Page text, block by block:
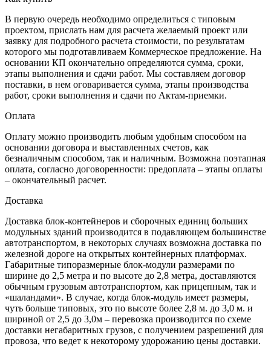
В первую очередь необходимо определиться с типовым
проектом, прислать нам для расчета желаемый проект или
заявку для подробного расчета стоимости, по результатам
которого мы подготавливаем Коммерческое предложение. На
основании КП окончательно определяются сумма, сроки,
этапы выполнения и сдачи работ. Мы составляем договор
поставки, в нем оговаривается сумма, этапы производства
работ, сроки выполнения и сдачи по Актам-приемки.
Оплата
Оплату можно производить любым удобным способом на
основании договора и выставленных счетов, как
безналичным способом, так и наличным. Возможна поэтапная
оплата, согласно договоренности: предоплата – этапы оплаты
– окончательный расчет.
Доставка
Доставка блок-контейнеров и сборочных единиц больших
модульных зданий производится в подавляющем большинстве
автотранспортом, в некоторых случаях возможна доставка по
железной дороге на открытых контейнерных платформах.
Габаритные типоразмерные блок-модули размерами по
ширине до 2,5 метра и по высоте до 2,8 метра, доставляются
обычным грузовым автотранспортом, как прицепным, так и
«шаландами». В случае, когда блок-модуль имеет размеры,
чуть больше типовых, это по высоте более 2,8 м. до 3,0 м. и
шириной от 2,5 до 3,0м – перевозка производится по схеме
доставки негабаритных грузов, с получением разрешений для
провоза, что ведет к некоторому удорожанию цены доставки.